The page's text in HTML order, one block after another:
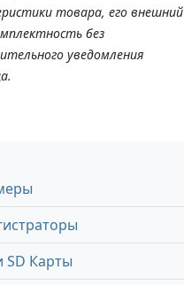
товара, его внешний
без
уведомления
SD Карты